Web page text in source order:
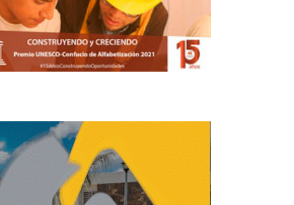
REDACCIÓN CENTRO URBANO
JUNIO 2, 2026
Infraestructura, clave
para crecer y reducir
desigualdad: SHCP
REDACCIÓN CENTRO URBANO
MAYO 14, 2026